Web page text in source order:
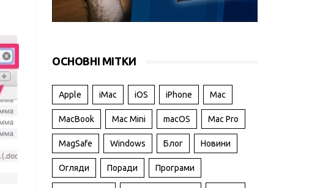
ОСНОВНІ МІТКИ
Apple iMac iOS iPhone Mac
MacBook Mac Mini macOS Mac Pro
MagSafe Windows Блог Новини
Огляди Поради Програми